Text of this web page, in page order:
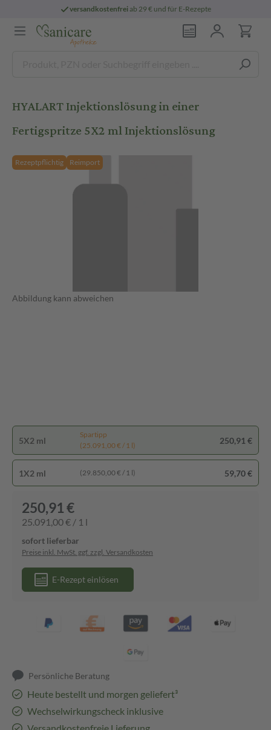
versandkostenfreiab 29 € und für E-Rezepte
HYALART Injektionslösung in einer
Fertigspritze 5X2 ml Injektionslösung
Rezeptpflichtig Reimport
Abbildung kann abweichen
5X2 ml
Spartipp
(25.091,00 € / 1 l)
250,91 €
1X2 ml (29.850,00 € / 1 l) 59,70 €
250,91 €
25.091,00 € / 1 l
sofort lieferbar
Preise inkl. MwSt. ggf. zzgl. Versandkosten
E-Rezept einlösen
Persönliche Beratung
Heute bestellt und morgen geliefert³
Wechselwirkungscheck inklusive